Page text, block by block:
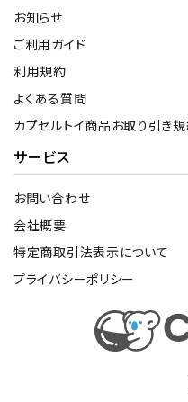
お知らせ
ご利用ガイド
利用規約
よくある質問
カプセルトイ商品お取り引き
サービス
お問い合わせ
会社概要
特定商取引法表示について
プライバシーポリシー